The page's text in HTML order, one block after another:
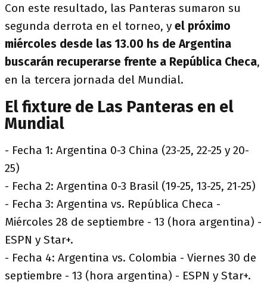
Con este resultado, las Panteras sumaron su
segunda derrota en el torneo, y el próximo
miércoles desde las 13.00 hs de Argentina
buscarán recuperarse frente a República Checa,
en la tercera jornada del Mundial.
El fixture de Las Panteras en el
Mundial
- Fecha 1: Argentina 0-3 China (23-25, 22-25 y 20-
25)
- Fecha 2: Argentina 0-3 Brasil (19-25, 13-25, 21-25)
- Fecha 3: Argentina vs. República Checa -
Miércoles 28 de septiembre - 13 (hora argentina) -
ESPN y Star+.
- Fecha 4: Argentina vs. Colombia - Viernes 30 de
septiembre - 13 (hora argentina) - ESPN y Star+.